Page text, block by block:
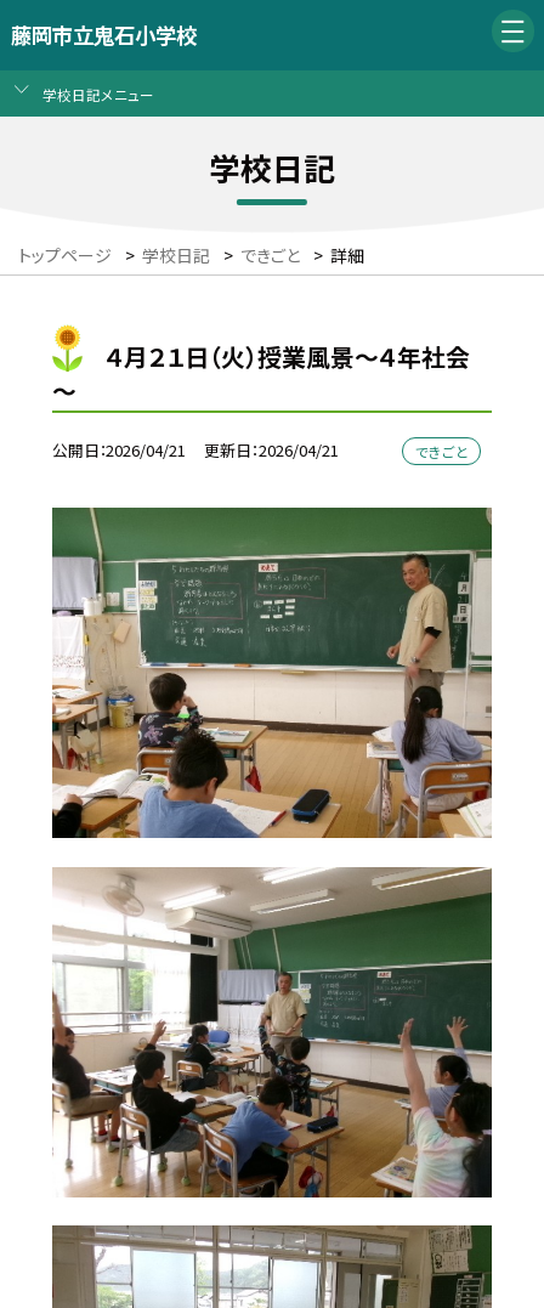
藤岡市立鬼石小学校
学校日記メニュー
学校日記
トップページ > 学校日記 > できごと > 詳細
４月２１日（火）授業風景～４年社会
～
公開日 2026/04/21 更新日 2026/04/21 できごと